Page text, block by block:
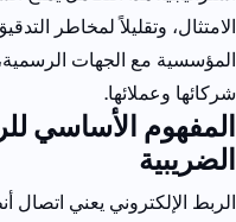
الامتثال، وتقليلاً لمخاطر
المؤسسية مع الجهات
شركائها وعملائها.
المفهوم الأساسي
الضريبية
الربط الإلكتروني يعني